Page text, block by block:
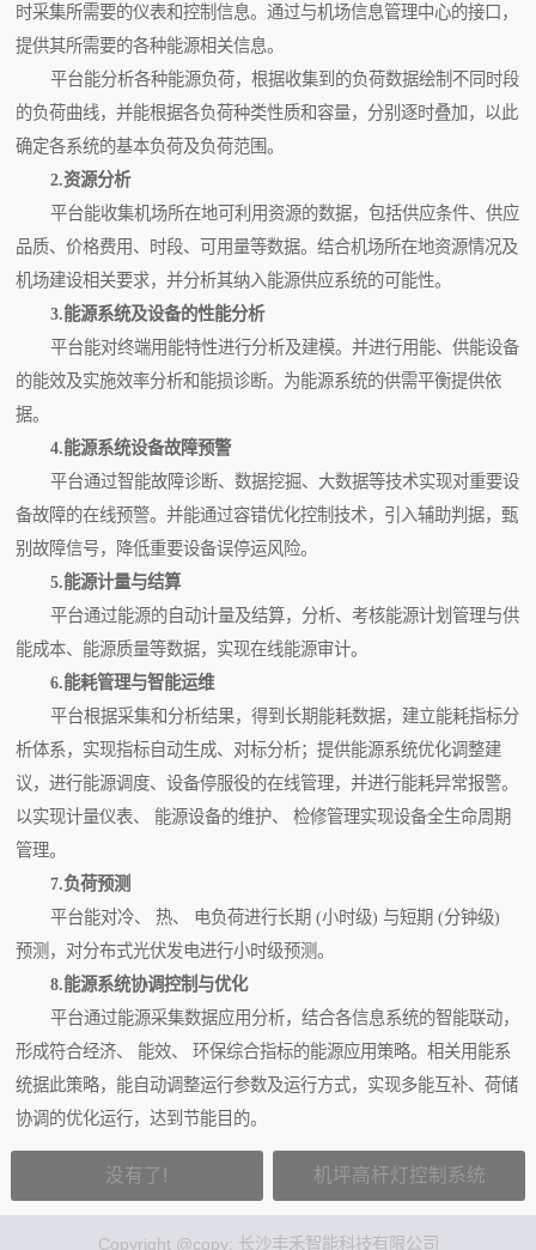
时采集所需要的仪表和控制信息。通过与机场信息管理中心的接口，
提供其所需要的各种能源相关信息。
平台能分析各种能源负荷，根据收集到的负荷数据绘制不同时段
的负荷曲线，并能根据各负荷种类性质和容量，分别逐时叠加，以此
确定各系统的基本负荷及负荷范围。
2.资源分析
平台能收集机场所在地可利用资源的数据，包括供应条件、供应
品质、价格费用、时段、可用量等数据。结合机场所在地资源情况及
机场建设相关要求，并分析其纳入能源供应系统的可能性。
3.能源系统及设备的性能分析
平台能对终端用能特性进行分析及建模。并进行用能、供能设备
的能效及实施效率分析和能损诊断。为能源系统的供需平衡提供依
据。
4.能源系统设备故障预警
平台通过智能故障诊断、数据挖掘、大数据等技术实现对重要设
备故障的在线预警。并能通过容错优化控制技术，引入辅助判据，甄
别故障信号，降低重要设备误停运风险。
5.能源计量与结算
平台通过能源的自动计量及结算，分析、考核能源计划管理与供
能成本、能源质量等数据，实现在线能源审计。
6.能耗管理与智能运维
平台根据采集和分析结果，得到长期能耗数据，建立能耗指标分
析体系，实现指标自动生成、对标分析；提供能源系统优化调整建
议，进行能源调度、设备停服役的在线管理，并进行能耗异常报警。
以实现计量仪表、 能源设备的维护、 检修管理实现设备全生命周期
管理。
7.负荷预测
平台能对冷、 热、 电负荷进行长期 (小时级) 与短期 (分钟级)
预测，对分布式光伏发电进行小时级预测。
8.能源系统协调控制与优化
平台通过能源采集数据应用分析，结合各信息系统的智能联动，
形成符合经济、 能效、 环保综合指标的能源应用策略。相关用能系
统据此策略，能自动调整运行参数及运行方式，实现多能互补、荷储
协调的优化运行，达到节能目的。
没有了! 机坪高杆灯控制系统
Copyright @copy; 长沙丰禾智能科技有限公司